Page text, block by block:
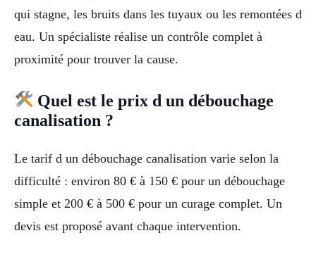
qui stagne, les bruits dans les tuyaux ou les remontées d
eau. Un spécialiste réalise un contrôle complet à
proximité pour trouver la cause.
Quel est le prix d un débouchage
canalisation ?
Le tarif d un débouchage canalisation varie selon la
difficulté : environ 80 € à 150 € pour un débouchage
simple et 200 € à 500 € pour un curage complet. Un
devis est proposé avant chaque intervention.